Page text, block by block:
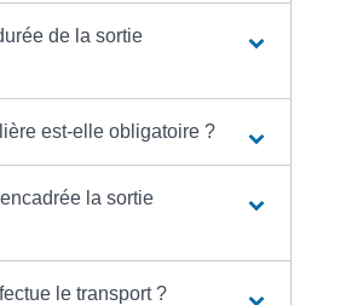
de la sortie
est-elle obligatoire ?
la sortie
le transport ?